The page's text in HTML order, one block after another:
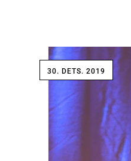
30. DETS. 2019